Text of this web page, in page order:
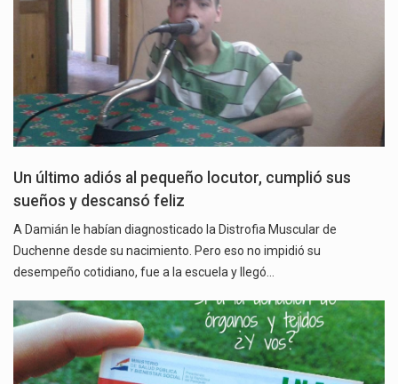
Un último adiós al pequeño locutor, cumplió sus
sueños y descansó feliz
A Damián le habían diagnosticado la Distrofia Muscular de
Duchenne desde su nacimiento. Pero eso no impidió su
desempeño cotidiano, fue a la escuela y llegó…